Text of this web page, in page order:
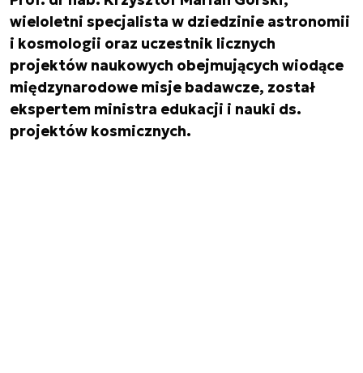
wieloletni specjalista w dziedzinie astronomii
i kosmologii oraz uczestnik licznych
projektów naukowych obejmujących wiodące
międzynarodowe misje badawcze, został
ekspertem ministra edukacji i nauki ds.
projektów kosmicznych.